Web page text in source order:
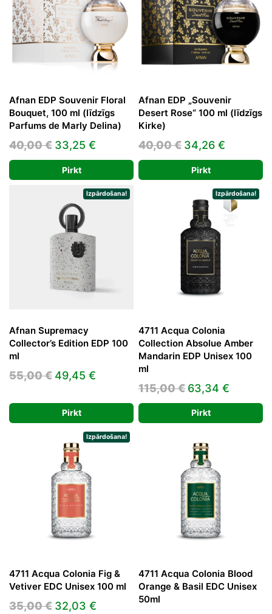
Afnan EDP Souvenir Floral
Bouquet, 100 ml (līdzīgs
Parfums de Marly Delina)
40,00€ Original
price
was:
40,00 €.
33,25 €
price
is:
33,25 €.
Pirkt
Afnan EDP „Souvenir
Desert Rose“ 100 ml (līdzīgs
Kirke)
40,00€ Original
price
was:
40,00 €.
34,26 €
price
is:
34,26 €.
Pirkt
Izpārdošana!
Afnan Supremacy
Collector’s Edition EDP 100
ml
55,00€ Original
was:
55,00 €.
49,45 €
49,45 €.
Pirkt
Izpārdošana!
4711 Acqua Colonia
Collection Absolue Amber
Mandarin EDP Unisex 100
ml
115,00€ Original
price
was:
63,34 €
price
is:
Pirkt
Izpārdošana!
4711 Acqua Colonia Fig &
Vetiver EDC Unisex 100 ml
35,00€ Original
32,03 €
4711 Acqua Colonia Blood
Orange & Basil EDC Unisex
50ml